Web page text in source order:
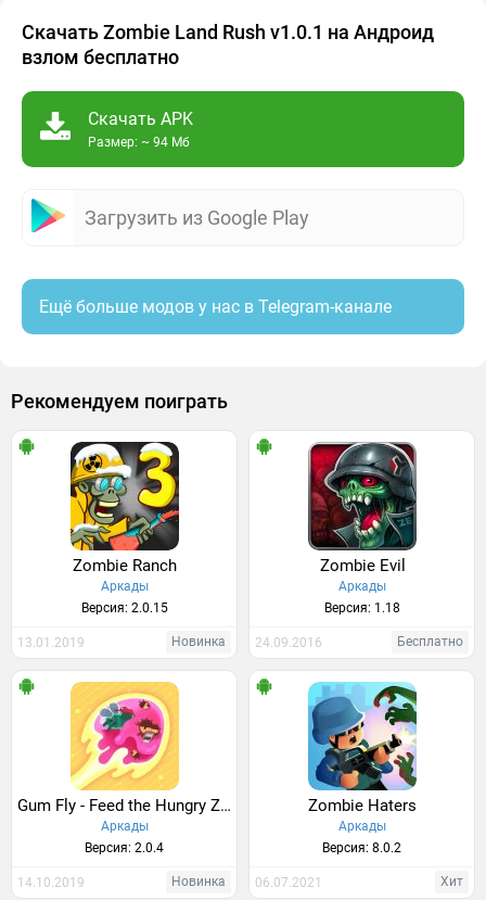
Скачать Zombie Land Rush v1.0.1 на Андроид
взлом бесплатно
Скачать APK
Размер: ~ 94 Мб
Загрузить из Google Play
Ещё больше модов у нас в Telegram-канале
Рекомендуем поиграть
Zombie Ranch
Аркады
Версия: 2.0.15
13.01.2019 Новинка
Zombie Evil
Аркады
Версия: 1.18
24.09.2016 Бесплатно
Gum Fly - Feed the Hungry Zombie!
Аркады
Версия: 2.0.4
14.10.2019 Новинка
Zombie Haters
Аркады
Версия: 8.0.2
06.07.2021 Хит